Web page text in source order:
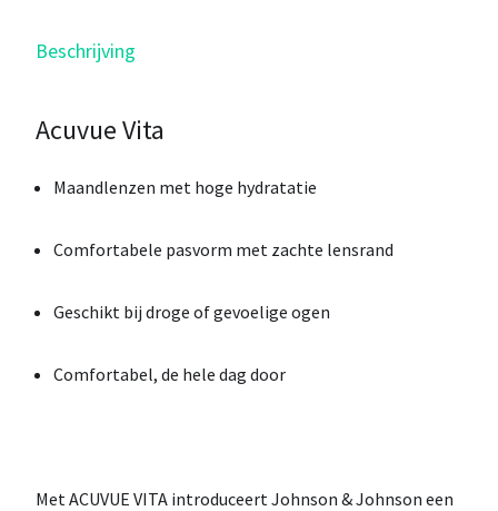
Beschrijving
Acuvue Vita
Maandlenzen met hoge hydratatie
Comfortabele pasvorm met zachte lensrand
Geschikt bij droge of gevoelige ogen
Comfortabel, de hele dag door
MetACUVUE VITA introduceertJohnson & Johnson een